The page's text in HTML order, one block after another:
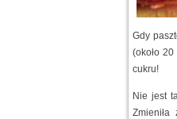
Gdy
(około
cukru!
Nie jest